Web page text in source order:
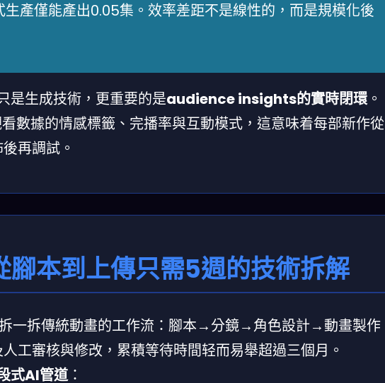
產僅能產出0.05集。效率差距不是線性的，而是規模化後
是生成技術，更重要的是audience insights的實時閉環。
數據的情感標籤、完播率與互動模式，這意味着每部新作從
再調試。
本到上傳只需5週的技術拆解
一拆傳統動畫的工作流：腳本→分鏡→角色設計→動畫製作
審核與修改，累積等待時間轻而易舉超過三個月。
式AI管道：